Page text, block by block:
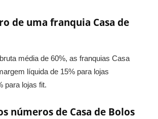
de uma franquia Casa de
média de 60%, as franquias Casa
líquida de 15% para lojas
para lojas fit.
números de Casa de Bolos